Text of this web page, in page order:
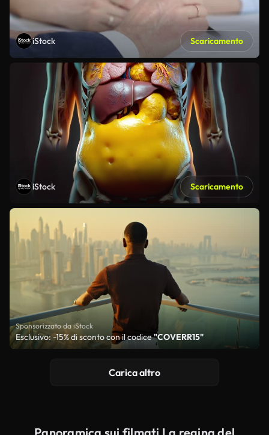
iStock Scaricamento
iStock Scaricamento
Sponsorizzato da iStock
Esclusivo: -15% di sconto con il codice"COVERR15"
Carica altro